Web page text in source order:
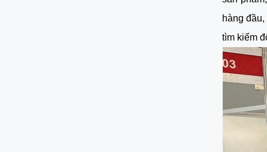
hàng
tìm kiếm